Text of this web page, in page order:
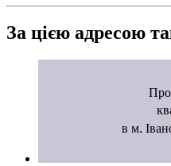
За цією адресою
в м.